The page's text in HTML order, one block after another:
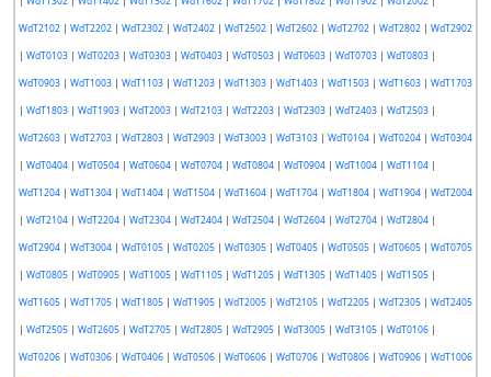
WdT2102| WdT2202| WdT2302| WdT2402| WdT2502| WdT2602| WdT2702| WdT2802| WdT2902
| WdT0103| WdT0203| WdT0303| WdT0403| WdT0503| WdT0603| WdT0703| WdT0803|
WdT0903| WdT1003| WdT1103| WdT1203| WdT1303| WdT1403| WdT1503| WdT1603| WdT1703
| WdT1803| WdT1903| WdT2003| WdT2103| WdT2203| WdT2303| WdT2403| WdT2503|
WdT2603| WdT2703| WdT2803| WdT2903| WdT3003| WdT3103| WdT0104| WdT0204| WdT0304
| WdT0404| WdT0504| WdT0604| WdT0704| WdT0804| WdT0904| WdT1004| WdT1104|
WdT1204| WdT1304| WdT1404| WdT1504| WdT1604| WdT1704| WdT1804| WdT1904| WdT2004
| WdT2104| WdT2204| WdT2304| WdT2404| WdT2504| WdT2604| WdT2704| WdT2804|
WdT2904| WdT3004| WdT0105| WdT0205| WdT0305| WdT0405| WdT0505| WdT0605| WdT0705
| WdT0805| WdT0905| WdT1005| WdT1105| WdT1205| WdT1305| WdT1405| WdT1505|
WdT1605| WdT1705| WdT1805| WdT1905| WdT2005| WdT2105| WdT2205| WdT2305| WdT2405
| WdT2505| WdT2605| WdT2705| WdT2805| WdT2905| WdT3005| WdT3105| WdT0106|
WdT0206| WdT0306| WdT0406| WdT0506| WdT0606| WdT0706| WdT0806| WdT0906| WdT1006